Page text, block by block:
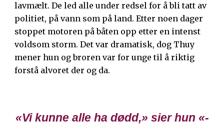
lavmælt. De led alle under redsel for å bli tatt av
politiet, på vann som på land. Etter noen dager
stoppet motoren på båten opp etter en intenst
voldsom storm. Det var dramatisk, dog Thuy
mener hun og broren var for unge til å riktig
forstå alvoret der og da.
«Vi kunne alle ha dødd,» sier hun «-